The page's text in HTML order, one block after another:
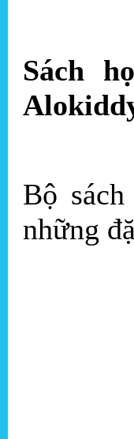
Sách
Bộ
những